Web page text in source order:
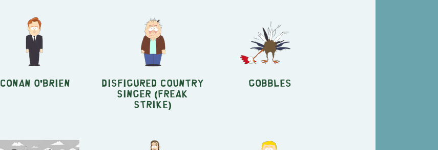
Conan O'Brien Disfigured Country
Singer (Freak
Strike)
Gobbles